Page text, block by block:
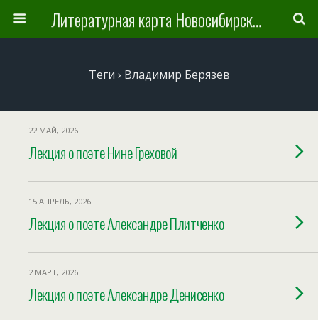
Литературная карта Новосибирска и Новосибирской области
Теги › Владимир Берязев
22 МАЙ, 2026
Лекция о поэте Нине Греховой
15 АПРЕЛЬ, 2026
Лекция о поэте Александре Плитченко
2 МАРТ, 2026
Лекция о поэте Александре Денисенко